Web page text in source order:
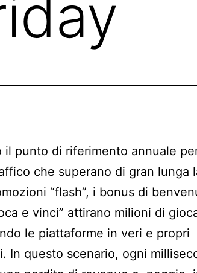
il punto di riferimento annuale
che superano di gran lunga
“flash”, i bonus di
e vinci” attirano milioni di
le piattaforme in veri e propri
In questo scenario, ogni